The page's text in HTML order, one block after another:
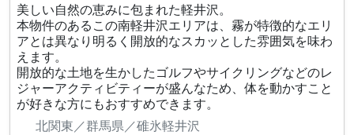
美しい自然の恵みに包まれた軽井沢。
本物件のあるこの南軽井沢エリアは、霧が特徴的なエリ
アとは異なり明るく開放的なスカッとした雰囲気を味わ
えます。
開放的な土地を生かしたゴルフやサイクリングなどのレ
ジャーアクティビティーが盛んなため、体を動かすこと
が好きな方にもおすすめできます。
北関東／群馬県／碓氷軽井沢